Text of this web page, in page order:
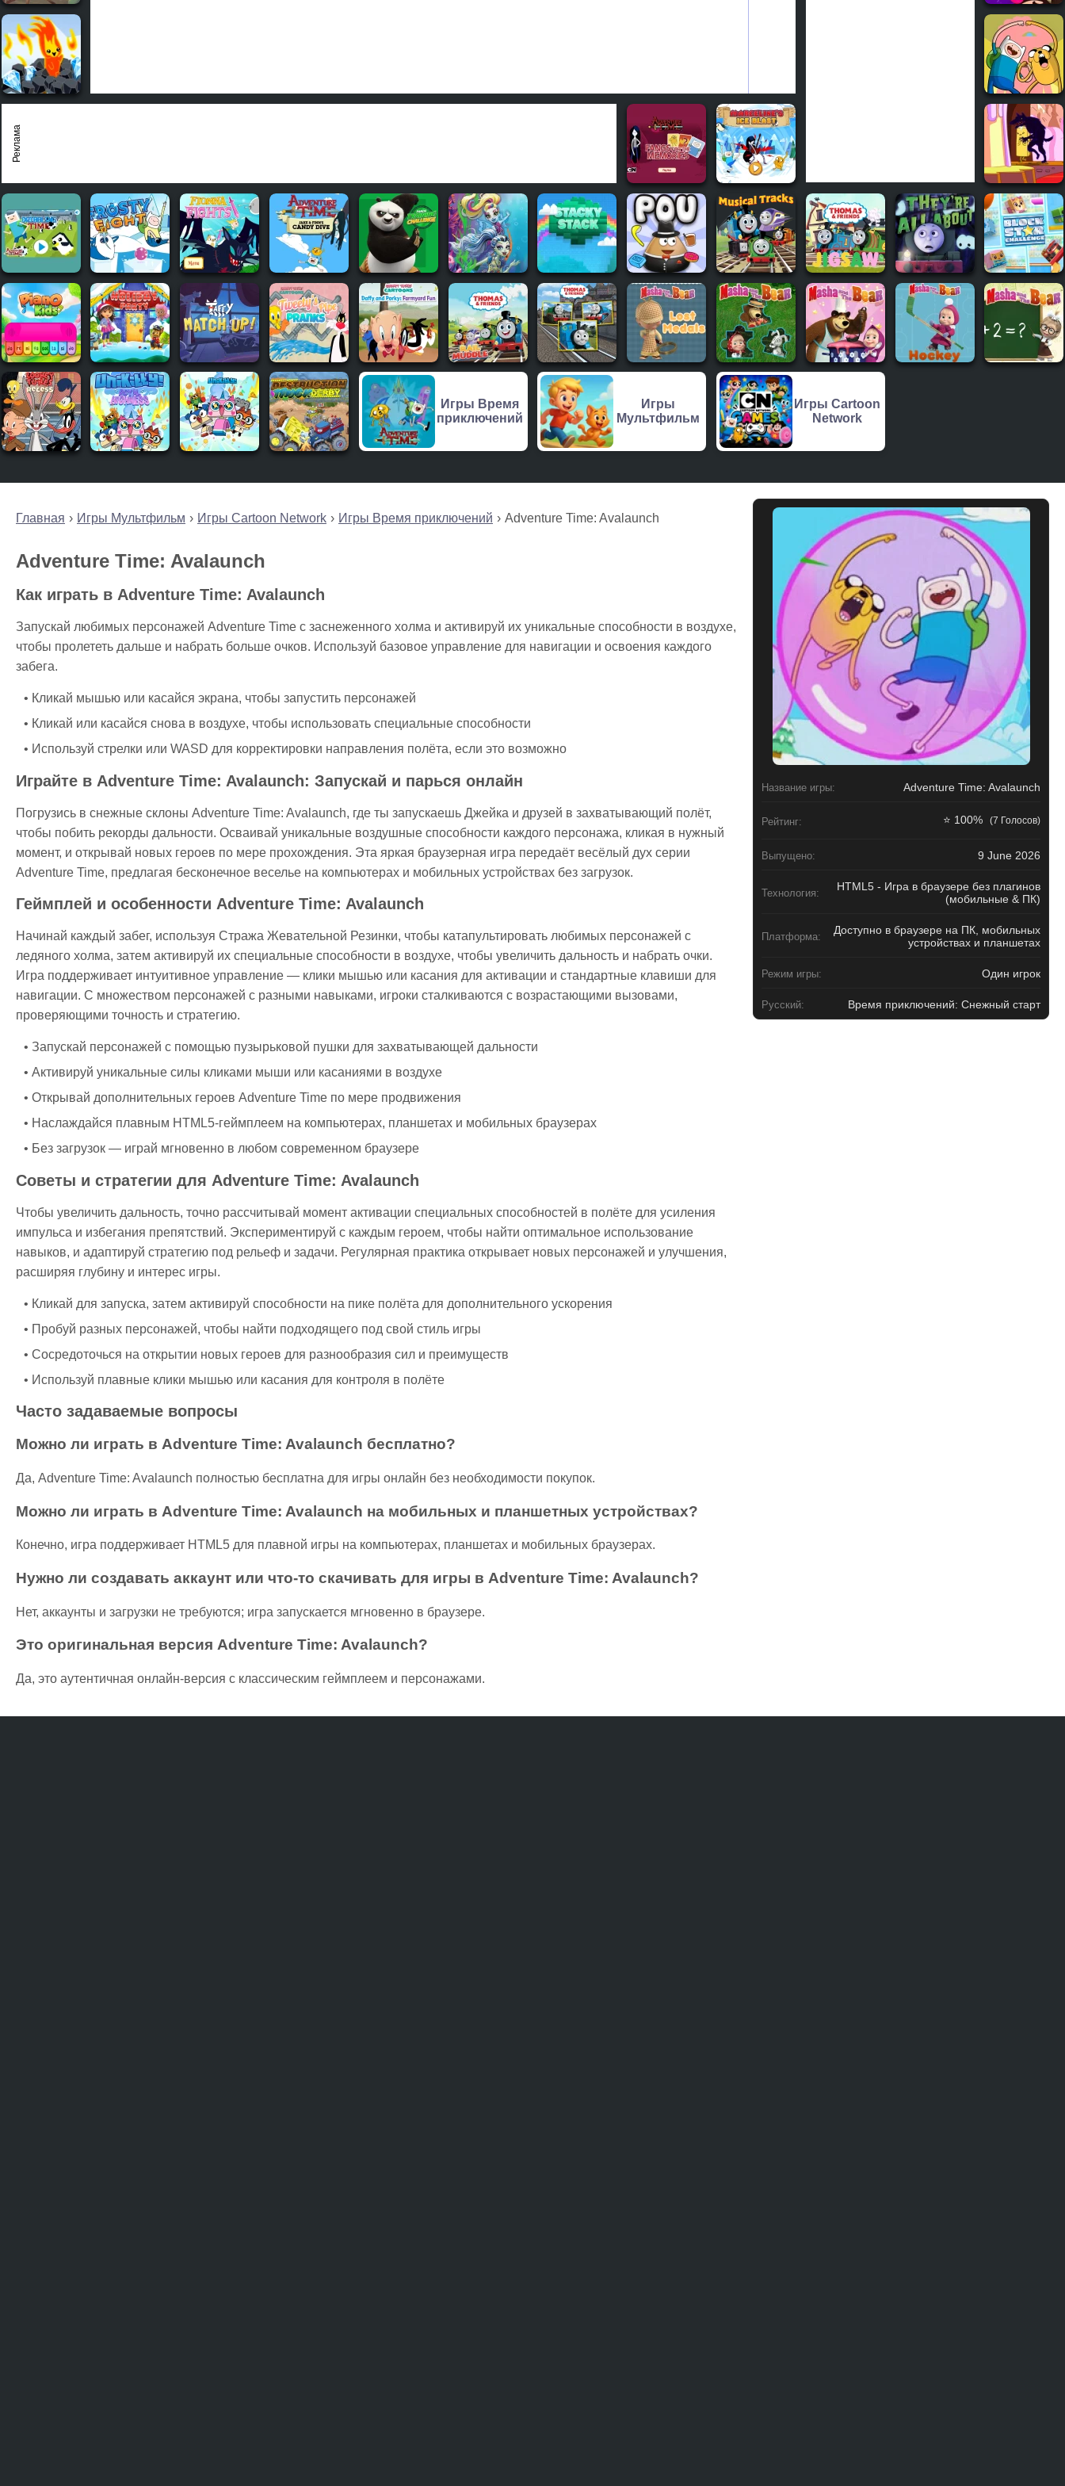
Главная Игры Мультфильм Игры Cartoon Network Игры Время приключений Adventure Time: Avalaunch
Adventure Time: Avalaunch
Как играть в Adventure Time: Avalaunch
Запускай любимых персонажей Adventure Time с заснеженного холма и активируй их уникальные способности в воздухе,
чтобы пролететь дальше и набрать больше очков. Используй базовое управление для навигации и освоения каждого
забега.
Кликай мышью или касайся экрана, чтобы запустить персонажей
Кликай или касайся снова в воздухе, чтобы использовать специальные способности
Используй стрелки или WASD для корректировки направления полёта, если это возможно
Играйте в Adventure Time: Avalaunch: Запускай и парься онлайн
Погрузись в снежные склоны Adventure Time: Avalaunch, где ты запускаешь Джейка и друзей в захватывающий полёт,
чтобы побить рекорды дальности. Осваивай уникальные воздушные способности каждого персонажа, кликая в нужный
момент, и открывай новых героев по мере прохождения. Эта яркая браузерная игра передаёт весёлый дух серии
Adventure Time, предлагая бесконечное веселье на компьютерах и мобильных устройствах без загрузок.
Геймплей и особенности Adventure Time: Avalaunch
Начинай каждый забег, используя Стража Жевательной Резинки, чтобы катапультировать любимых персонажей с
ледяного холма, затем активируй их специальные способности в воздухе, чтобы увеличить дальность и набрать очки.
Игра поддерживает интуитивное управление — клики мышью или касания для активации и стандартные клавиши для
навигации. С множеством персонажей с разными навыками, игроки сталкиваются с возрастающими вызовами,
проверяющими точность и стратегию.
Запускай персонажей с помощью пузырьковой пушки для захватывающей дальности
Активируй уникальные силы кликами мыши или касаниями в воздухе
Открывай дополнительных героев Adventure Time по мере продвижения
Наслаждайся плавным HTML5-геймплеем на компьютерах, планшетах и мобильных браузерах
Без загрузок — играй мгновенно в любом современном браузере
Советы и стратегии для Adventure Time: Avalaunch
Чтобы увеличить дальность, точно рассчитывай момент активации специальных способностей в полёте для усиления
импульса и избегания препятствий. Экспериментируй с каждым героем, чтобы найти оптимальное использование
навыков, и адаптируй стратегию под рельеф и задачи. Регулярная практика открывает новых персонажей и улучшения,
расширяя глубину и интерес игры.
Кликай для запуска, затем активируй способности на пике полёта для дополнительного ускорения
Пробуй разных персонажей, чтобы найти подходящего под свой стиль игры
Сосредоточься на открытии новых героев для разнообразия сил и преимуществ
Используй плавные клики мышью или касания для контроля в полёте
Часто задаваемые вопросы
Можно ли играть в Adventure Time: Avalaunch бесплатно?
Да, Adventure Time: Avalaunch полностью бесплатна для игры онлайн без необходимости покупок.
Можно ли играть в Adventure Time: Avalaunch на мобильных и планшетных устройствах?
Конечно, игра поддерживает HTML5 для плавной игры на компьютерах, планшетах и мобильных браузерах.
Нужно ли создавать аккаунт или что-то скачивать для игры в Adventure Time: Avalaunch?
Нет, аккаунты и загрузки не требуются; игра запускается мгновенно в браузере.
Это оригинальная версия Adventure Time: Avalaunch?
Да, это аутентичная онлайн-версия с классическим геймплеем и персонажами.
Название игры: Adventure Time: Avalaunch
Рейтинг: ⭐ 100% (7 Голосов)
Выпущено: 9 June 2026
Технология:
HTML5 - Игра в браузере без плагинов
(мобильные & ПК)
Платформа:
Доступно в браузере на ПК, мобильных
устройствах и планшетах
Режим игры: Один игрок
Русский: Время приключений: Снежный старт
Реклама
Игры Время
приключений
Игры
Мультфильм
Игры Cartoon
Network